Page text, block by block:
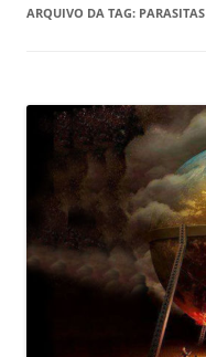
ARQUIVO DA TAG: PARASITAS